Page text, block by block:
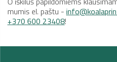
mumis el. paštu -
+370 600 23408!